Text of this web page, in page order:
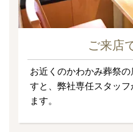
ご来店
お近くのかわかみ葬祭
すと、弊社専任スタッ
ます。